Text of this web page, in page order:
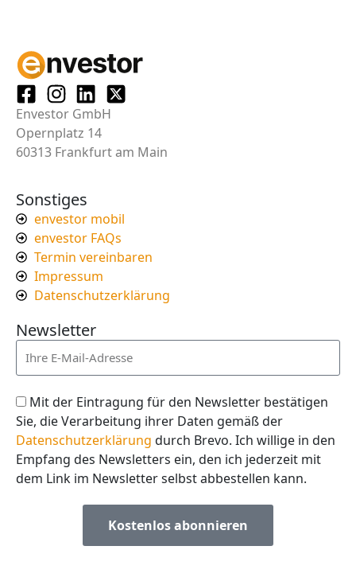
Envestor GmbH
Opernplatz 14
60313 Frankfurt am Main
Sonstiges
envestor mobil
envestor FAQs
Termin vereinbaren
Impressum
Datenschutzerklärung
Newsletter
Mit der Eintragung für den Newsletter bestätigen
Sie, die Verarbeitung ihrer Daten gemäß der
Datenschutzerklärung durch Brevo. Ich willige in den
Empfang des Newsletters ein, den ich jederzeit mit
dem Link im Newsletter selbst abbestellen kann.
Kostenlos abonnieren